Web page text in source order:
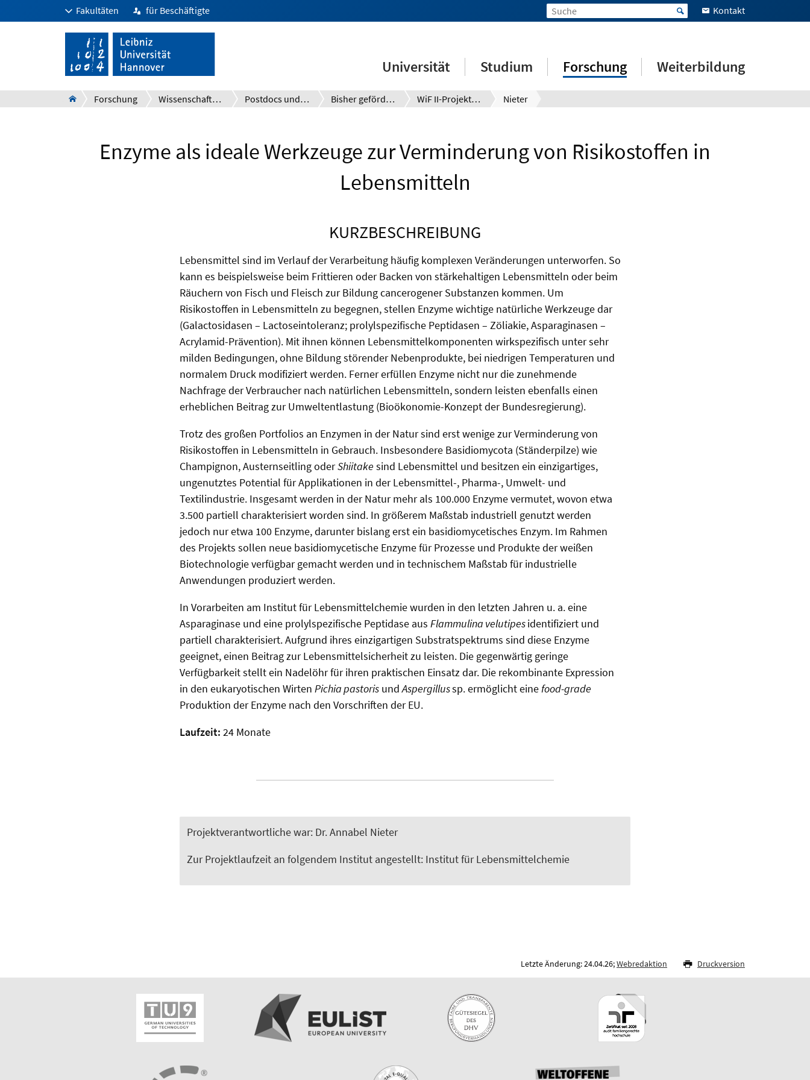
Fakultäten für Beschäftigte Kontakt
Universität Studium Forschung Weiterbildung
Forschung Wissenschaftlicher Nachwuchs Postdocs und Promovierte Bisher geförderte Projekte WiF II-Projekte 2016 Nieter
Enzyme als ideale Werkzeuge zur Verminderung von Risikostoffen in
Lebensmitteln
KURZBESCHREIBUNG
Lebensmittel sind im Verlauf der Verarbeitung häufig komplexen Veränderungen unterworfen. So
kann es beispielsweise beim Frittieren oder Backen von stärkehaltigen Lebensmitteln oder beim
Räuchern von Fisch und Fleisch zur Bildung cancerogener Substanzen kommen. Um
Risikostoffen in Lebensmitteln zu begegnen, stellen Enzyme wichtige natürliche Werkzeuge dar
(Galactosidasen – Lactoseintoleranz; prolylspezifische Peptidasen – Zöliakie, Asparaginasen –
Acrylamid-Prävention). Mit ihnen können Lebensmittelkomponenten wirkspezifisch unter sehr
milden Bedingungen, ohne Bildung störender Nebenprodukte, bei niedrigen Temperaturen und
normalem Druck modifiziert werden. Ferner erfüllen Enzyme nicht nur die zunehmende
Nachfrage der Verbraucher nach natürlichen Lebensmitteln, sondern leisten ebenfalls einen
erheblichen Beitrag zur Umweltentlastung (Bioökonomie-Konzept der Bundesregierung).
Trotz des großen Portfolios an Enzymen in der Natur sind erst wenige zur Verminderung von
Risikostoffen in Lebensmitteln in Gebrauch. Insbesondere Basidiomycota (Ständerpilze) wie
Champignon, Austernseitling oderShiitake sind Lebensmittel und besitzen ein einzigartiges,
ungenutztes Potential für Applikationen in der Lebensmittel-, Pharma-, Umwelt- und
Textilindustrie. Insgesamt werden in der Natur mehr als 100.000 Enzyme vermutet, wovon etwa
3.500 partiell charakterisiert worden sind. In größerem Maßstab industriell genutzt werden
jedoch nur etwa 100 Enzyme, darunter bislang erst ein basidiomycetisches Enzym. Im Rahmen
des Projekts sollen neue basidiomycetische Enzyme für Prozesse und Produkte der weißen
Biotechnologie verfügbar gemacht werden und in technischem Maßstab für industrielle
Anwendungen produziert werden.
In Vorarbeiten am Institut für Lebensmittelchemie wurden in den letzten Jahren u. a. eine
Asparaginase und eine prolylspezifische Peptidase aus Flammulina velutipesidentifiziert und
partiell charakterisiert. Aufgrund ihres einzigartigen Substratspektrums sind diese Enzyme
geeignet, einen Beitrag zur Lebensmittelsicherheit zu leisten. Die gegenwärtig geringe
Verfügbarkeit stellt ein Nadelöhr für ihren praktischen Einsatz dar. Die rekombinante Expression
in den eukaryotischen Wirten Pichia pastoris undAspergillussp. ermöglicht einefood-grade
Produktion der Enzyme nach den Vorschriften der EU.
Laufzeit: 24 Monate
Projektverantwortliche war: Dr. Annabel Nieter
Zur Projektlaufzeit an folgendem Institut angestellt: Institut für Lebensmittelchemie
Letzte Änderung: 24.04.26;Webredaktion Druckversion